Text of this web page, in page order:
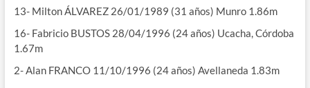
13- Milton ÁLVAREZ 26/01/1989 (31 años) Munro 1.86m
16- Fabricio BUSTOS 28/04/1996 (24 años) Ucacha, Córdoba
1.67m
2- Alan FRANCO 11/10/1996 (24 años) Avellaneda 1.83m